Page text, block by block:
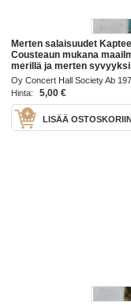
Merten salaisuudet
Cousteaun mukana
merillä ja merten
/76
Oy Concert Hall Society Ab
Hinta:
5,00 €
LISÄÄ